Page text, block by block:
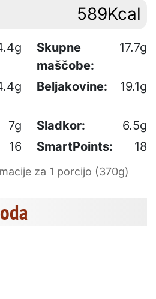
589Kcal
Skupne
maščobe:
17.7g
Beljakovine: 19.1g
7g Sladkor:
6.5g
16 SmartPoints: 18
za 1 porcijo (370g)